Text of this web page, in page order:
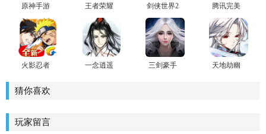
原神手游 王者荣耀
剑侠世界2
官方版
腾讯完美
世界手游
火影忍者
代手游
一念逍遥
三剑豪手
天地劫幽
猜你喜欢
玩家留言